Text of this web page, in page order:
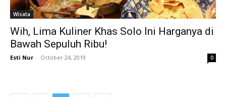
Wisata
Wih, Lima Kuliner Khas Solo Ini Harganya di
Bawah Sepuluh Ribu!
Esti Nur - October 24, 2019 0